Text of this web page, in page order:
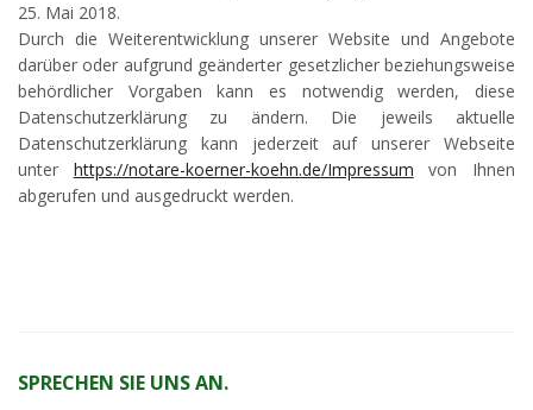
25. Mai 2018.
Durch die Weiterentwicklung unserer Website und Angebote
darüber oder aufgrund geänderter gesetzlicher beziehungsweise
behördlicher Vorgaben kann es notwendig werden, diese
Datenschutzerklärung zu ändern. Die jeweils aktuelle
Datenschutzerklärung kann jederzeit auf unserer Webseite
unter https://notare-koerner-koehn.de/Impressum von Ihnen
abgerufen und ausgedruckt werden.
SPRECHEN SIE UNS AN.